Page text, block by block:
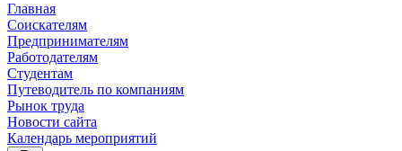
Главная
Соискателям
Предпринимателям
Работодателям
Студентам
Путеводитель по компаниям
Рынок труда
Новости сайта
Календарь мероприятий